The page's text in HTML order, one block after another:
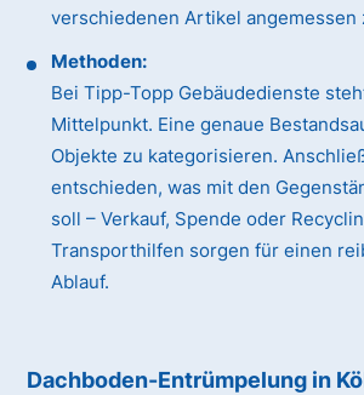
verschiedenen Artikel angemessen
Methoden:
Bei Tipp-Topp Gebäudedienste
Mittelpunkt. Eine genaue
Objekte zu kategorisieren.
entschieden, was mit den
soll – Verkauf, Spende oder
Transporthilfen sorgen für einen
Ablauf.
Dachboden-Entrümpelung in